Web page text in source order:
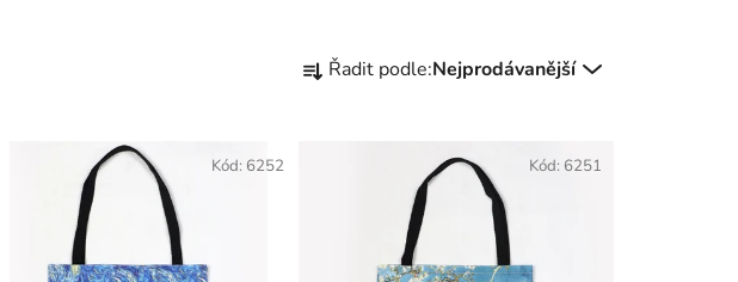
a Řadit podle:Nejprodávanější
Kód: 6252 Kód: 6251